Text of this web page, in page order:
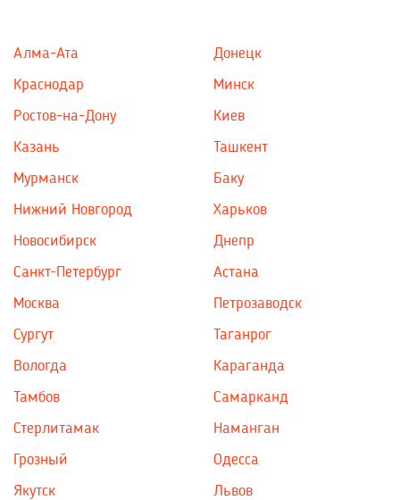
Алма-Ата
Краснодар
Ростов-на-Дону
Казань
Мурманск
Нижний Новгород
Новосибирск
Санкт-Петербург
Москва
Донецк
Минск
Киев
Ташкент
Баку
Харьков
Днепр
Астана
Петрозаводск
Сургут
Вологда
Тамбов
Стерлитамак
Грозный
Якутск
Таганрог
Караганда
Самарканд
Наманган
Одесса
Львов